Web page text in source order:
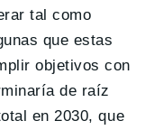
tal como
que estas
objetivos con
de raíz
en 2030, que